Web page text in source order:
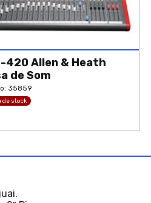
420 Allen & Heath
de Som
35859
de stock